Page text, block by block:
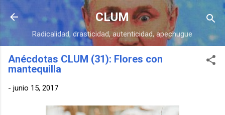
Ir al contenido principal
CLUM
Radicalidad, drasticidad, autenticidad, apechugue
Anécdotas CLUM (31): Flores con
mantequilla
- junio 15, 2017